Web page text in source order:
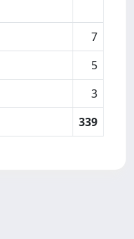
7
5
3
339